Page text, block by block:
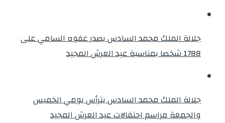
جلالة الملك محمد السادس يصدر عفوه السامي على
1788 شخصا بمناسبة عيد العرش المجيد
جلالة الملك محمد السادس يترأس يومي الخميس
والجمعة مراسم احتفالات عيد العرش المجيد